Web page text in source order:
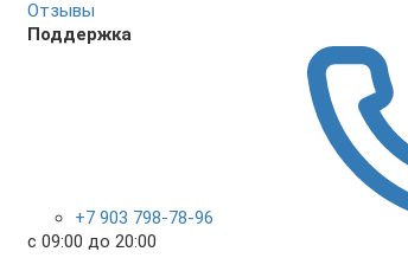
Отзывы
Поддержка
+7 903 798-78-96
с 09:00 до 20:00